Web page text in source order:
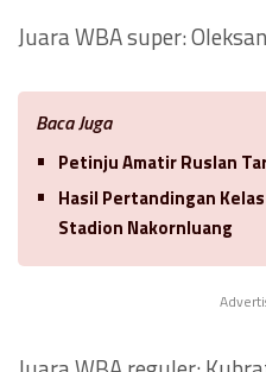
Juara WBA super:
Baca Juga
Petinju Amatir Ruslan
Hasil Pertandingan
Stadion Nakornluang